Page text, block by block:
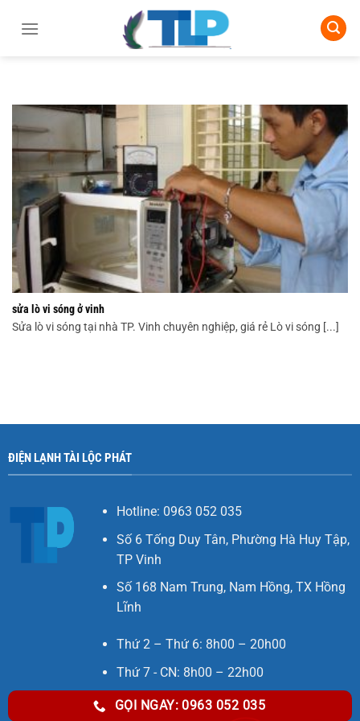
sửa lò vi sóng ở vinh
Sửa lò vi sóng tại nhà TP. Vinh chuyên nghiệp, giá rẻ Lò vi sóng [...]
ĐIỆN LẠNH TÀI LỘC PHÁT
Hotline: 0963 052 035
Số 6 Tống Duy Tân, Phường Hà Huy Tập,
TP Vinh
Số 168 Nam Trung, Nam Hồng, TX Hồng
Lĩnh
Thứ 2 – Thứ 6: 8h00 – 20h00
Thứ 7 - CN: 8h00 – 22h00
GỌI NGAY: 0963 052 035